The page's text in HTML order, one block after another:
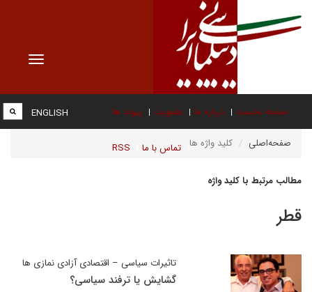
Toggle
صفحه نخست درباره ما عضویت پیوند ها
تماس با ما RSS
ENGLISH
صفحه‌اصلی کلید واژه ها
مطالب مرتبط با کلید واژه
قطر
تاثیرات سیاسی – اقتصادی آزادی نمازی ها
گشایش یا ترفند سیاسی؟